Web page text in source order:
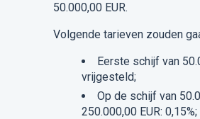
50.000,00 EUR.
Volgende tarieven zouden
Eerste schijf van
vrijgesteld;
Op de schijf van
250.000,00 EUR: 0,15%;